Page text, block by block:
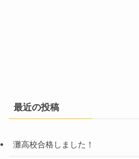
最近の投稿
灘高校合格しました！